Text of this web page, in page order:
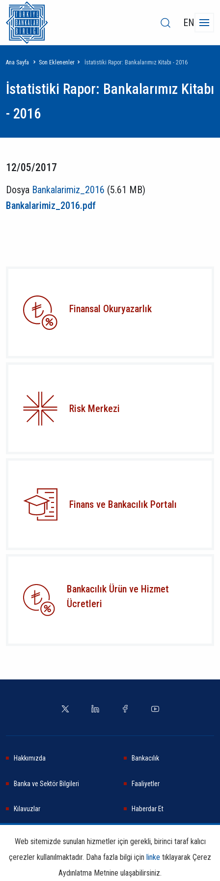
EN
Sayfa
yolu
Ana Sayfa Son Eklenenler İstatistiki Rapor: Bankalarımız Kitabı - 2016
İstatistiki Rapor: Bankalarımız Kitabı
- 2016
12/05/2017
Dosya Bankalarimiz_2016 (5.61 MB)
Bankalarimiz_2016.pdf
Finansal Okuryazarlık
Risk Merkezi
Finans ve Bankacılık Portalı
Bankacılık Ürün ve Hizmet
Ücretleri
Hakkımızda Bankacılık
Banka ve Sektör Bilgileri Faaliyetler
Kılavuzlar Haberdar Et
Araştırma ve Yayınlar İletişim Bilgileri
Web sitemizde sunulan hizmetler için gerekli, birinci taraf kalıcı
çerezler kullanılmaktadır. Daha fazla bilgi için linke tıklayarak Çerez
Aydınlatma Metnine ulaşabilirsiniz.